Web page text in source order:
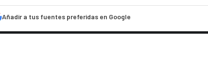
Añadir a tus fuentes preferidas en Google